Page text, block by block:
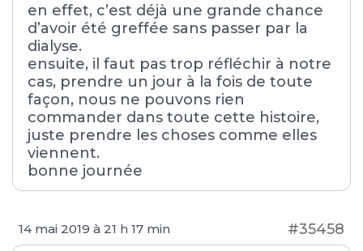
en effet, c’est déjà une grande chance
d’avoir été greffée sans passer par la
dialyse.
ensuite, il faut pas trop réfléchir à notre
cas, prendre un jour à la fois de toute
façon, nous ne pouvons rien
commander dans toute cette histoire,
juste prendre les choses comme elles
viennent.
bonne journée
14 mai 2019 à 21 h 17 min #35458